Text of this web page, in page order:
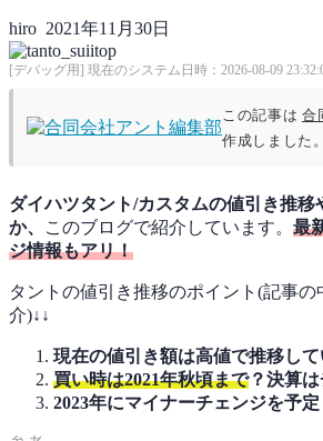
hiro 2021年11月30日
[デバッグ用] 現在のシステム日時：2026-08-09
この記事は 合
作成しました。
ダイハツタント/カスタムの値引き推移
か、
このブログで紹介しています。 最
ジ情報もアリ！
タントの値引き推移のポイント(記事
介)↓↓
現在の値引き額は高値で推移して
買い時は2021年秋頃まで？決算は
2023年にマイナーチェンジを予定